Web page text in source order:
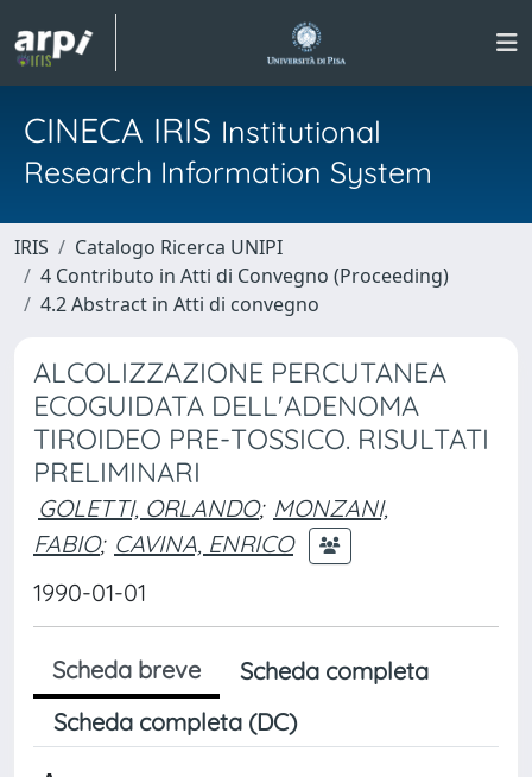
CINECA IRIS Institutional
Research Information System
IRIS
Catalogo Ricerca UNIPI
4 Contributo in Atti di Convegno (Proceeding)
4.2 Abstract in Atti di convegno
ALCOLIZZAZIONE PERCUTANEA
ECOGUIDATA DELL'ADENOMA
TIROIDEO PRE-TOSSICO. RISULTATI
PRELIMINARI
GOLETTI, ORLANDO; MONZANI,
FABIO; CAVINA, ENRICO
1990-01-01
Scheda breve
Scheda completa
Scheda completa (DC)